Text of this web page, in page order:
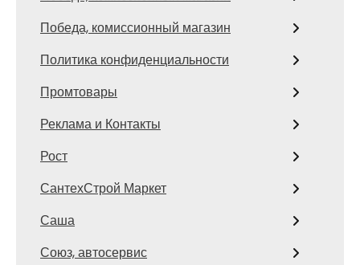
Победа, комиссионный магазин
Политика конфиденциальности
Промтовары
Реклама и Контакты
Рост
СантехСтрой Маркет
Саша
Союз, автосервис